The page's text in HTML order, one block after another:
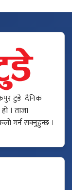
टुडे दैनिक
। ताजा
गर्न सक्नुहुन्छ ।